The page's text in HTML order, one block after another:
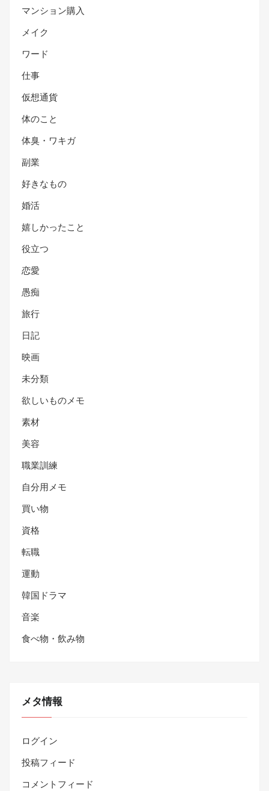
マンション購入
メイク
ワード
仕事
仮想通貨
体のこと
体臭・ワキガ
副業
好きなもの
婚活
嬉しかったこと
役立つ
恋愛
愚痴
旅行
日記
映画
未分類
欲しいものメモ
素材
美容
職業訓練
自分用メモ
買い物
資格
転職
運動
韓国ドラマ
音楽
食べ物・飲み物
メタ情報
ログイン
投稿フィード
コメントフィード